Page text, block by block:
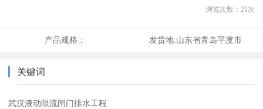
浏览次数： 21次
产品规格： 发货地:山东省青岛平度市
关键词
武汉液动限流闸门排水工程